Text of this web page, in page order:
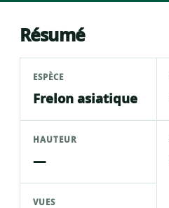
Résumé
ESPÈCE
Frelon asiatique
HAUTEUR
—
VUES